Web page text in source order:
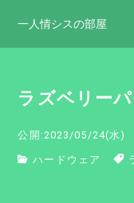
一人情シスの部屋
ラズベリー
公開:2023/05/24(水)
ハードウェア